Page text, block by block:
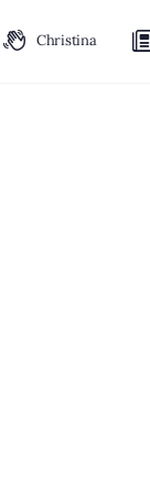
Christina